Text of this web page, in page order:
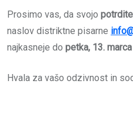
Prosimo vas, da svojo
naslov distriktne pisarne
najkasneje do petka, 13.
Hvala za vašo odzivnost in